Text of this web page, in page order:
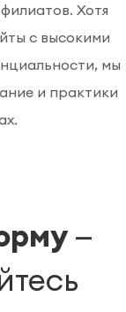
Хотя
с высокими
мы
и практики
—